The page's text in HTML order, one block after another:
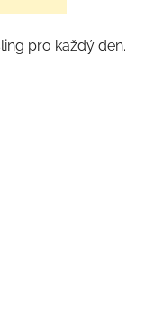
pro každý den.